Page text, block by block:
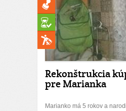
Rekonštrukcia
pre Marianka
Marianko má 5 rokov a